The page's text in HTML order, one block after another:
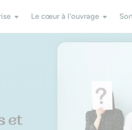
Le cœur à l'ouvrage
et